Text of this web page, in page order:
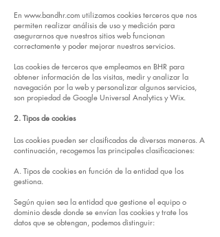
En www.bandhr.com utilizamos cookies terceros que nos
permiten realizar análisis de uso y medición para
asegurarnos que nuestros sitios web funcionan
correctamente y poder mejorar nuestros servicios.
Las cookies de terceros que empleamos en BHR para
obtener información de las visitas, medir y analizar la
navegación por la web y personalizar algunos servicios,
son propiedad de Google Universal Analytics y Wix.
2. Tipos de cookies
Las cookies pueden ser clasificadas de diversas maneras. A
continuación, recogemos las principales clasificaciones:
A. Tipos de cookies en función de la entidad que los
gestiona.
Según quien sea la entidad que gestione el equipo o
dominio desde donde se envían las cookies y trate los
datos que se obtengan, podemos distinguir: